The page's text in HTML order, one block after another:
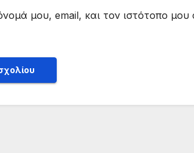
μου, email, και τον ιστότοπο